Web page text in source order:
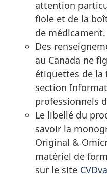
attention
fiole et de la
de médicament.
Des
au Canada ne
étiquettes de la
section
professionnels
Le libellé du
savoir la
Original &
matériel de
sur le site